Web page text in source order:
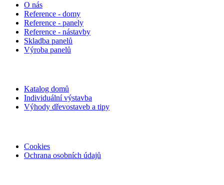
O nás
Reference - domy
Reference - panely
Reference - nástavby
Skladba panelů
Výroba panelů
Katalog domů
Individuální výstavba
Výhody dřevostaveb a tipy
Cookies
Ochrana osobních údajů